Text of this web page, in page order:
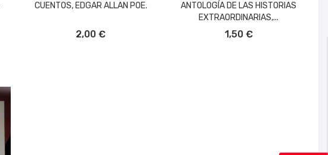
CUENTOS, EDGAR ALLAN POE.
2,00 €
ANTOLOGÍA DE LAS HISTORIAS
EXTRAORDINARIAS,...
1,50 €